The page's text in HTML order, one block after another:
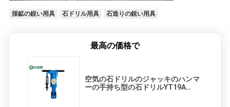
採鉱の鋭い用具 石ドリル用具 石造りの鋭い用具
最高の価格で
空気の石ドリルのジャッキのハンマ
ーの手持ち型の石ドリルYT19A